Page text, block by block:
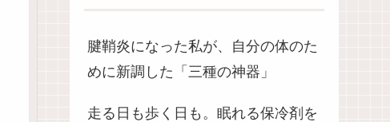
腱鞘炎になった私が、自分の体のた
めに新調した「三種の神器」
走る日も歩く日も。眠れる保冷剤を